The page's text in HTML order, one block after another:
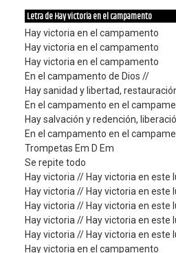
Letra de Hay victoria en el campamento
Hay victoria en el campamento
Hay victoria en el campamento
Hay victoria en el campamento
En el campamento de Dios //
Hay sanidad y libertad,
En el campamento en el
Hay salvación y redención,
En el campamento en el
Trompetas Em D Em
Se repite todo
Hay victoria // Hay victoria en este
Hay victoria // Hay victoria en este
Hay victoria // Hay victoria en este
Hay victoria // Hay victoria en este
Hay victoria // Hay victoria en este
Hay victoria en el campamento